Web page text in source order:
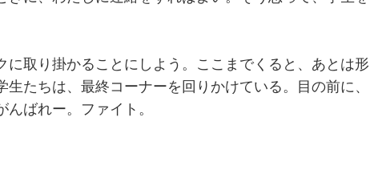
取り掛かることにしよう。ここまでくると、あとは形
たちは、最終コーナーを回りかけている。目の前に、
ばれー。ファイト。